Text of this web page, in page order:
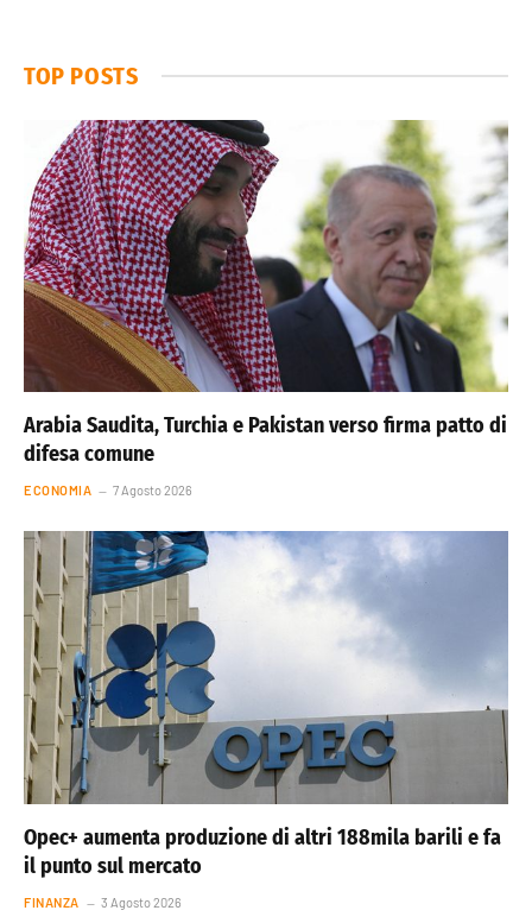
TOP POSTS
Arabia Saudita, Turchia e Pakistan verso firma patto di
difesa comune
ECONOMIA 7 Agosto 2026
Opec+ aumenta produzione di altri 188mila barili e fa
il punto sul mercato
FINANZA 3 Agosto 2026